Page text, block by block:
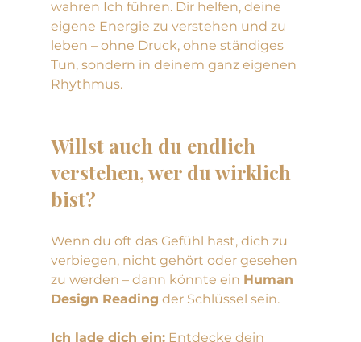
wahren Ich führen. Dir helfen, deine
eigene Energie zu verstehen und zu
leben – ohne Druck, ohne ständiges
Tun, sondern in deinem ganz eigenen
Rhythmus.
Willst auch du endlich
verstehen, wer du wirklich
bist?
Wenn du oft das Gefühl hast, dich zu
verbiegen, nicht gehört oder gesehen
zu werden – dann könnte ein Human
Design Reading der Schlüssel sein.
Ich lade dich ein: Entdecke dein